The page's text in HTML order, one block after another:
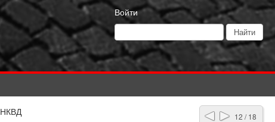
Войти
12 / 18